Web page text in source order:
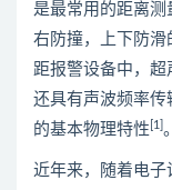
是最常用的距离测
右防撞，上下防滑
距报警设备中，
还具有声波频率传
的基本物理特性 [1] 。
近年来，随着电子